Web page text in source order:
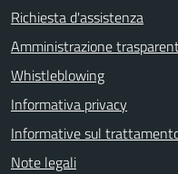
Richiesta d'assistenza
Amministrazione
Whistleblowing
Informativa privacy
Informative sul
Note legali